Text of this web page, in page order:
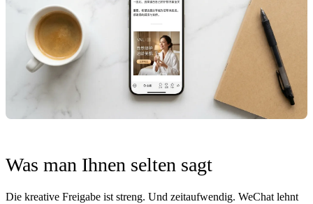
Was man Ihnen selten sagt
Die kreative Freigabe ist streng. Und zeitaufwendig. WeChat lehnt